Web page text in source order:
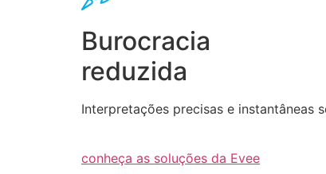
Burocracia
reduzida
Interpretações precisas e instantâneas
conheça as soluções da Evee